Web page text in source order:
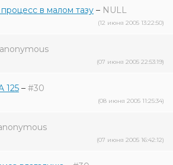
в малом тазу – NULL
(12 июня 2005 13:22:50)
anonymous
(07 июня 2005 22:53:19)
125 – #30
(08 июня 2005 11:25:34)
(07 июня 2005 16:42:12)